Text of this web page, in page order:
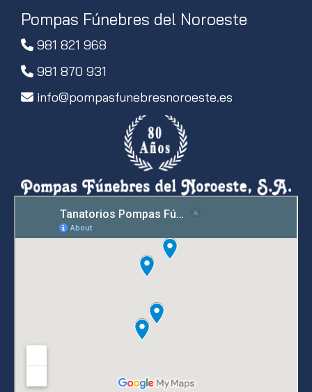
Pompas Fúnebres del Noroeste
981 821 968
981 870 931
info
pompasfunebresnoroeste.es